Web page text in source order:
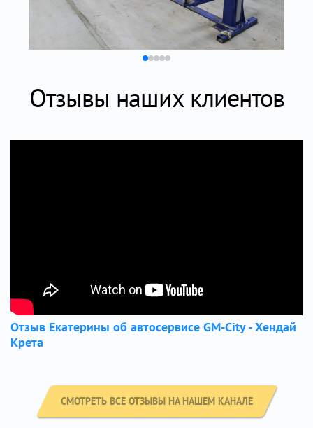
Отзывы наших клиентов
Отзыв Екатерины об автосервисе GM-City - Хендай
Крета
СМОТРЕТЬ ВСЕ ОТЗЫВЫ НА НАШЕМ КАНАЛЕ